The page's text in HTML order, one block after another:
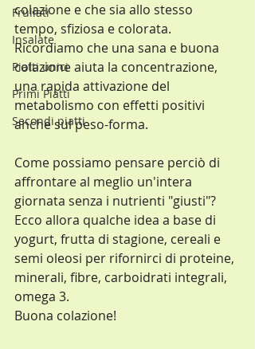
Frullati
Insalate
Piatti unici
Primi Piatti
Secondi piatti
colazione e che sia allo stesso
tempo, sfiziosa e colorata.
Ricordiamo che una sana e buona
colazione aiuta la concentrazione,
una rapida attivazione del
metabolismo con effetti positivi
anche sul peso-forma.
Come possiamo pensare perciò di
affrontare al meglio un'intera
giornata senza i nutrienti "giusti"?
Ecco allora qualche idea a base di
yogurt, frutta di stagione, cereali e
semi oleosi per rifornirci di proteine,
minerali, fibre, carboidrati integrali,
omega 3.
Buona colazione!